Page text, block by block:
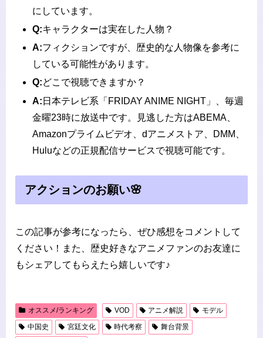
にしています。
Q:キャラクターは実在した人物？
A:フィクションですが、歴史的な人物像を参考に
している可能性があります。
Q:どこで視聴できますか？
A: 日本テレビ系「FRIDAY ANIME NIGHT」、毎週
金曜23時に放送中です。見逃した方はABEMA、
Amazonプライムビデオ、dアニメストア、DMM、
Huluなどの正規配信サービスで視聴可能です。
アクションのお願い🌸
この記事が参考になったら、ぜひ感想をコメントして
ください！また、歴史好きなアニメファンのお友達に
もシェアしてもらえたら嬉しいです♪
オススメ/ランキング VOD アニメ解説
モデル
中国史
宮廷文化 時代考察
舞台背景